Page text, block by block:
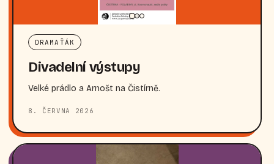
DRAMAŤÁK
Divadelní výstupy
Velké prádlo a Arnošt na Čistírně.
8. ČERVNA 2026